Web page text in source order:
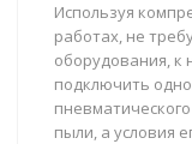
Используя
работах, не
оборудования, к
подключить
пыли, а условия